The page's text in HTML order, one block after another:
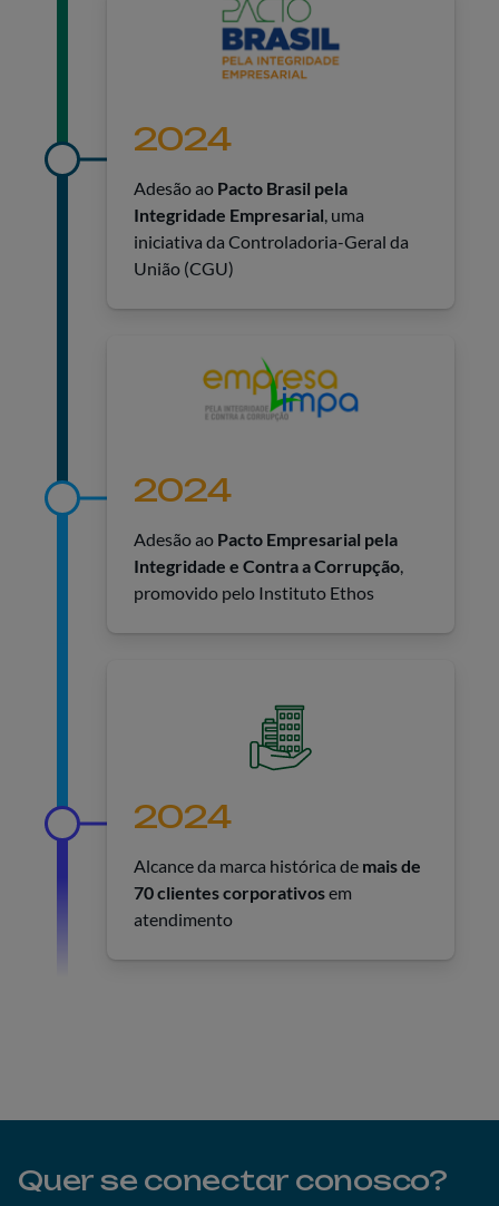
2024
Adesão ao Pacto Brasil pela
Integridade Empresarial , uma
iniciativa da Controladoria-Geral da
União (CGU)
2024
Adesão ao Pacto Empresarial pela
Integridade e Contra a Corrupção,
promovido pelo Instituto Ethos
2024
Alcance da marca histórica de mais de
70 clientes corporativosem
atendimento
Quer se conectar conosco?